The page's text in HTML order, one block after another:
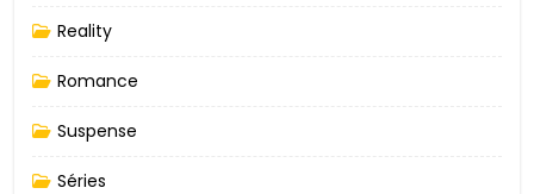
Reality
Romance
Suspense
Séries